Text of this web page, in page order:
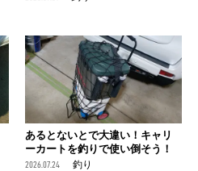
あるとないとで大違い！キャリ
ーカートを釣りで使い倒そう！
2026.07.24 釣り